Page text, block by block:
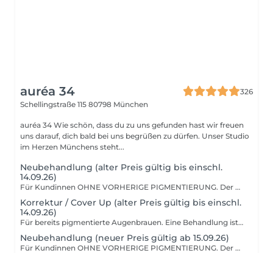
auréa 34
326
Schellingstraße 115 80798 München
auréa 34 Wie schön, dass du zu uns gefunden hast wir freuen
uns darauf, dich bald bei uns begrüßen zu dürfen. Unser Studio
im Herzen Münchens steht...
Neubehandlung (alter Preis gültig bis einschl.
14.09.26)
Für Kundinnen OHNE VORHERIGE PIGMENTIERUNG. Der Aufbau der Brauen erfolgt bewusst zurückhaltend und in präzisen Schritten mit dem Ziel eines möglichst natürlichen, harmonischen Ergebnisses. Auch bei älteren oder verblassten Vorbehandlungen ist vorab eine Einschätzung erforderlich. In diesen Fällen wird individuell entschieden, ob eine Behandlung möglich ist.
Korrektur / Cover Up (alter Preis gültig bis einschl.
14.09.26)
Für bereits pigmentierte Augenbrauen. Eine Behandlung ist nur nach vorheriger Einschätzung möglich. Bitte sende uns vorab gut belichtete Fotos deiner ungeschminkten Brauen zur Beurteilung. Ziel ist eine behutsame Korrektur und Verfeinerung bestehender Arbeiten mit besonderem Fokus auf ein ruhiges, natürliches Gesamtbild. Eine Umsetzung erfolgt ausschließlich, wenn sich die gewünschte Natürlichkeit realisieren lässt.
Neubehandlung (neuer Preis gültig ab 15.09.26)
Für Kundinnen OHNE VORHERIGE PIGMENTIERUNG. Der Aufbau der Brauen erfolgt bewusst zurückhaltend und in präzisen Schritten mit dem Ziel eines möglichst natürlichen, harmonischen Ergebnisses. Auch bei älteren oder verblassten Vorbehandlungen ist vorab eine Einschätzung erforderlich. In diesen Fällen wird individuell entschieden, ob eine Behandlung möglich ist.